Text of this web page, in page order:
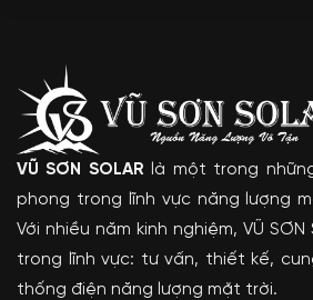
VŨ SƠN SOLAR là một trong
phong trong lĩnh vực năng lượng
Với nhiều năm kinh nghiệm, VŨ
trong lĩnh vực: tư vấn, thiết kế,
thống điện năng lượng mặt trời.